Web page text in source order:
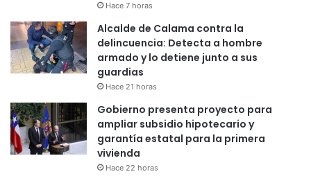
Hace 7 horas
Alcalde de Calama contra la
delincuencia: Detecta a hombre
armado y lo detiene junto a sus
guardias
Hace 21 horas
Gobierno presenta proyecto para
ampliar subsidio hipotecario y
garantía estatal para la primera
vivienda
Hace 22 horas